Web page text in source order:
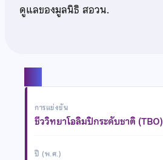
ดูแลของมูลนิธิ สอวน.
การแข่งขัน
ชีววิทยาโอลิมปิกระดับชาติ (TBO)
ปี (พ.ศ.)